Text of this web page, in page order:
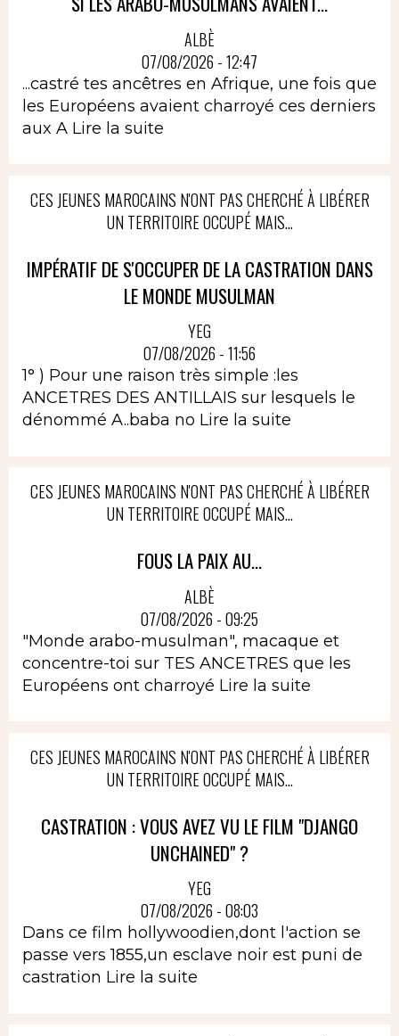
ALBÈ
07/08/2026 - 12:47
...castré tes ancêtres en Afrique, une fois que
les Européens avaient charroyé ces derniers
aux A Lire la suite
CES JEUNES MAROCAINS N'ONT PAS CHERCHÉ À LIBÉRER
UN TERRITOIRE OCCUPÉ MAIS...
IMPÉRATIF DE S'OCCUPER DE LA CASTRATION DANS
LE MONDE MUSULMAN
YEG
07/08/2026 - 11:56
1° ) Pour une raison très simple :les
ANCETRES DES ANTILLAIS sur lesquels le
dénommé A..baba no Lire la suite
CES JEUNES MAROCAINS N'ONT PAS CHERCHÉ À LIBÉRER
UN TERRITOIRE OCCUPÉ MAIS...
FOUS LA PAIX AU...
ALBÈ
07/08/2026 - 09:25
"Monde arabo-musulman", macaque et
concentre-toi sur TES ANCETRES que les
Européens ont charroyé Lire la suite
CES JEUNES MAROCAINS N'ONT PAS CHERCHÉ À LIBÉRER
UN TERRITOIRE OCCUPÉ MAIS...
CASTRATION : VOUS AVEZ VU LE FILM "DJANGO
UNCHAINED" ?
YEG
07/08/2026 - 08:03
Dans ce film hollywoodien,dont l'action se
passe vers 1855,un esclave noir est puni de
castration Lire la suite